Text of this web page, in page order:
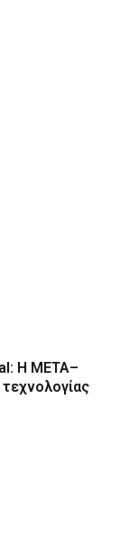
Η ΜΕΤΑ–
τεχνολογίας